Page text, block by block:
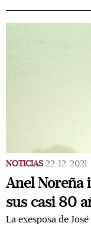
NOTICIAS 22/12/2021
Anel Noreña
sus casi 80
La exesposa de